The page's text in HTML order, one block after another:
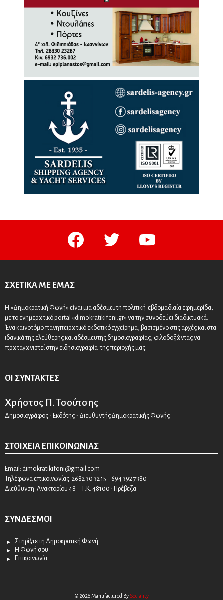
facebook twitter youtube
ΣΧΕΤΙΚΆ ΜΕ ΕΜΆΣ
Η «Δημοκρατική Φωνή» είναι μια αδέσμευτη πολιτική εβδομαδιαία εφημερίδα,
με το ενημερωτικό portal «dimokratikifoni.gr» να την συνοδεύει διαδικτυακά.
Ένα καινοτόμο πανηπειρωτικό εκδοτικό εγχείρημα, βασισμένο στις αρχές και στα
ιδανικά της ελεύθερης και αδέσμευτης δημοσιογραφίας, φιλοδοξώντας να
πρωταγωνιστεί στην ειδησιογραφία της περιοχής μας.
ΟΙ ΣΥΝΤΆΚΤΕΣ
Χρήστος Π. Τσούτσης
Δημοσιογράφος - Εκδότης - Διευθυντής Δημοκρατικής Φωνής
ΣΤΟΙΧΕΊΑ ΕΠΙΚΟΙΝΩΝΊΑΣ
Email: dimokratikifoni@gmail.com
Τηλέφωνα επικοινωνίας: 2682 30 32 15 – 694 392 7380
Διεύθυνση: Ανακτορίου 48 – Τ.Κ. 48100 - Πρέβεζα
ΣΎΝΔΕΣΜΟΙ
Στηρίξτε τη Δημοκρατική Φωνή
Η Φωνή σου
Επικοινωνία
© 2026 Manufactured By Sociality